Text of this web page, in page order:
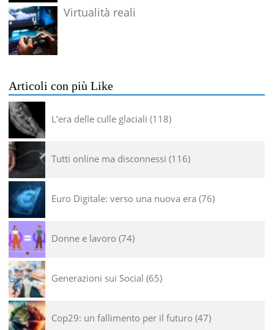
Virtualità reali
Articoli con più Like
L’era delle culle glaciali 118
Tutti online ma disconnessi 116
Euro Digitale: verso una nuova era 76
Donne e lavoro 74
Generazioni sui Social 65
Cop29: un fallimento per il futuro 47